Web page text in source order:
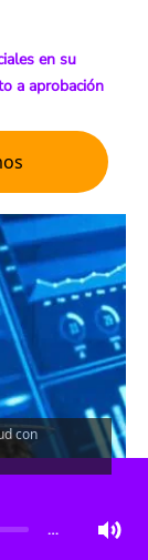
en su
a aprobación
con
…